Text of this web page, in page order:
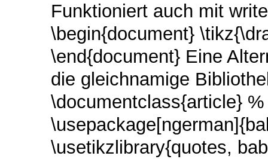
Funktioniert auch mit
\begin{document}
\end{document} Eine
die gleichnamige
\documentclass{article}
\usetikzlibrary{quotes,